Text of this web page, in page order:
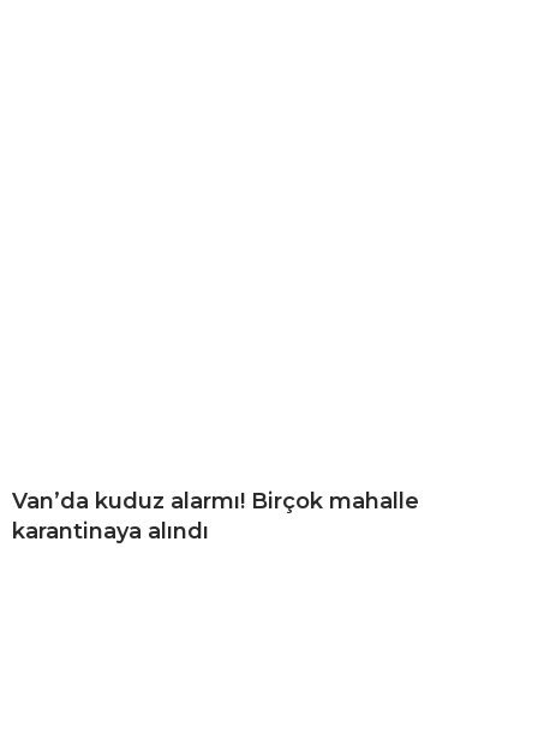
Van’da kuduz alarmı! Birçok mahalle
karantinaya alındı